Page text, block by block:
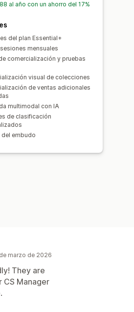
al año con un ahorro del 17%
del plan Essential+
mensuales
comercialización y pruebas
visual de colecciones
de ventas adicionales
multimodal con IA
de clasificación
del embudo
marzo de 2026
They are
CS Manager